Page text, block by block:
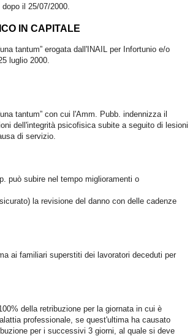
il 25/07/2000.
IN CAPITALE
tantum” erogata dall'INAIL per Infortunio e/o
luglio 2000.
tantum” con cui l'Amm. Pubb. indennizza il
dell'integrità psicofisica subite a seguito di lesioni
di servizio.
può subire nel tempo miglioramenti o
la revisione del danno con delle cadenze
ai familiari superstiti dei lavoratori deceduti per
della retribuzione per la giornata in cui è
professionale, se quest'ultima ha causato
per i successivi 3 giorni, al quale si deve